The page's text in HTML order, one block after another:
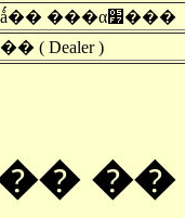
��ǻ�� ���α׷���
( Dealer )
��